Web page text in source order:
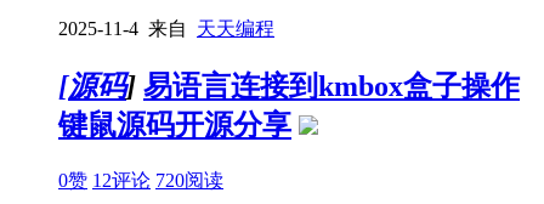
2025-11-4 来自 天天编程
[源码] 易语言连接到kmbox盒子操作
键鼠源码开源分享
0赞 12评论 720阅读